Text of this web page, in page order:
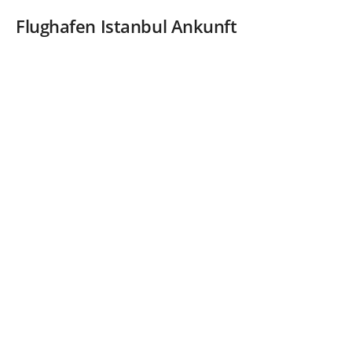
y
Flughafen Istanbul Ankunft